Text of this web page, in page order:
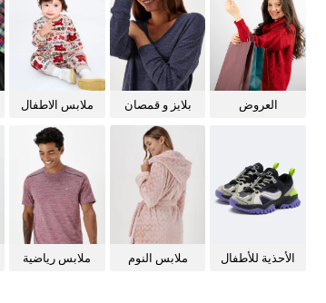
العروض
بلايز و قمصان
ملابس الاطفال
الأحذية للأطفال
ملابس النوم
ملابس رياضية